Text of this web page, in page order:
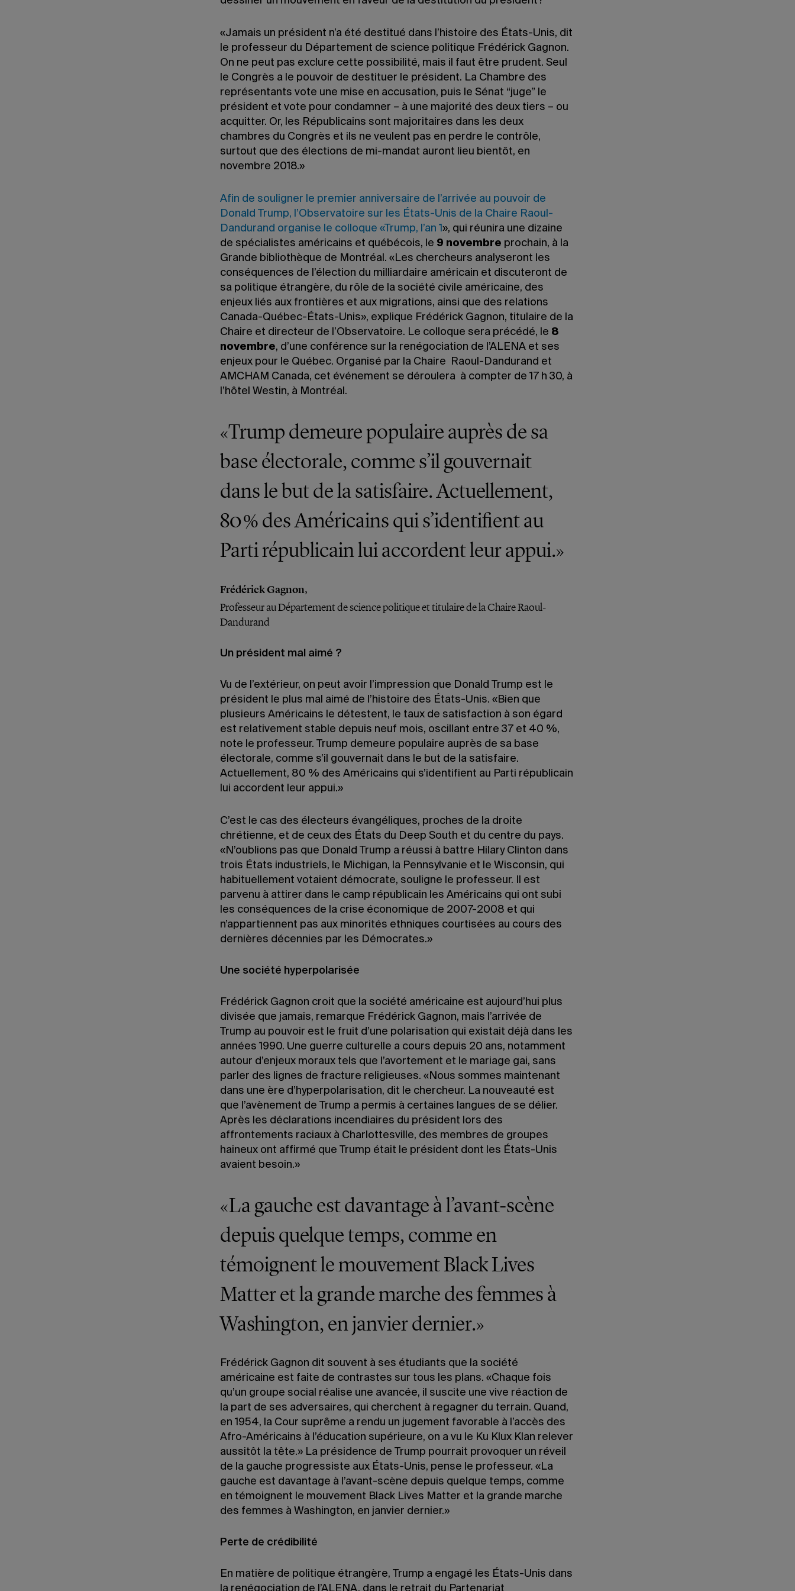
«Jamais un président n’a été destitué dans l’histoire des États-Unis, dit
le professeur du Département de science politique Frédérick Gagnon.
On ne peut pas exclure cette possibilité, mais il faut être prudent. Seul
le Congrès a le pouvoir de destituer le président. La Chambre des
représentants vote une mise en accusation, puis le Sénat “juge” le
président et vote pour condamner – à une majorité des deux tiers – ou
acquitter. Or, les Républicains sont majoritaires dans les deux
chambres du Congrès et ils ne veulent pas en perdre le contrôle,
surtout que des élections de mi-mandat auront lieu bientôt, en
novembre 2018.»
Afin de souligner le premier anniversaire de l’arrivée au pouvoir de
Donald Trump, l’Observatoire sur les États-Unis de la Chaire Raoul-
Dandurand organise le colloque «Trump, l’an 1», qui réunira une dizaine
de spécialistes américains et québécois, le 9 novembre prochain, à la
Grande bibliothèque de Montréal. «Les chercheurs analyseront les
conséquences de l’élection du milliardaire américain et discuteront de
sa politique étrangère, du rôle de la société civile américaine, des
enjeux liés aux frontières et aux migrations, ainsi que des relations
Canada-Québec-États-Unis», explique Frédérick Gagnon, titulaire de la
Chaire et directeur de l’Observatoire. Le colloque sera précédé, le 8
novembre, d’une conférence sur la renégociation de l’ALENA et ses
enjeux pour le Québec. Organisé par la Chaire Raoul-Dandurand et
AMCHAM Canada, cet événement se déroulera à compter de 17 h 30, à
l’hôtel Westin, à Montréal.
«Trump demeure populaire auprès de sa
base électorale, comme s’il gouvernait
dans le but de la satisfaire. Actuellement,
80 % des Américains qui s’identifient au
Parti républicain lui accordent leur appui.»
Frédérick Gagnon,
Professeur au Département de science politique et titulaire de la Chaire Raoul-
Dandurand
Un président mal aimé ?
Vu de l’extérieur, on peut avoir l’impression que Donald Trump est le
président le plus mal aimé de l’histoire des États-Unis. «Bien que
plusieurs Américains le détestent, le taux de satisfaction à son égard
est relativement stable depuis neuf mois, oscillant entre 37 et 40 %,
note le professeur. Trump demeure populaire auprès de sa base
électorale, comme s’il gouvernait dans le but de la satisfaire.
Actuellement, 80 % des Américains qui s’identifient au Parti républicain
lui accordent leur appui.»
C’est le cas des électeurs évangéliques, proches de la droite
chrétienne, et de ceux des États du Deep South et du centre du pays.
«N’oublions pas que Donald Trump a réussi à battre Hilary Clinton dans
trois États industriels, le Michigan, la Pennsylvanie et le Wisconsin, qui
habituellement votaient démocrate, souligne le professeur. Il est
parvenu à attirer dans le camp républicain les Américains qui ont subi
les conséquences de la crise économique de 2007-2008 et qui
n’appartiennent pas aux minorités ethniques courtisées au cours des
dernières décennies par les Démocrates.»
Une société hyperpolarisée
Frédérick Gagnon croit que la société américaine est aujourd’hui plus
divisée que jamais, remarque Frédérick Gagnon, mais l’arrivée de
Trump au pouvoir est le fruit d’une polarisation qui existait déjà dans les
années 1990. Une guerre culturelle a cours depuis 20 ans, notamment
autour d’enjeux moraux tels que l’avortement et le mariage gai, sans
parler des lignes de fracture religieuses. «Nous sommes maintenant
dans une ère d’hyperpolarisation, dit le chercheur. La nouveauté est
que l’avènement de Trump a permis à certaines langues de se délier.
Après les déclarations incendiaires du président lors des
affrontements raciaux à Charlottesville, des membres de groupes
haineux ont affirmé que Trump était le président dont les États-Unis
avaient besoin.»
«La gauche est davantage à l’avant-scène
depuis quelque temps, comme en
témoignent le mouvement Black Lives
Matter et la grande marche des femmes à
Washington, en janvier dernier.»
Frédérick Gagnon dit souvent à ses étudiants que la société
américaine est faite de contrastes sur tous les plans. «Chaque fois
qu’un groupe social réalise une avancée, il suscite une vive réaction de
la part de ses adversaires, qui cherchent à regagner du terrain. Quand,
en 1954, la Cour suprême a rendu un jugement favorable à l’accès des
Afro-Américains à l’éducation supérieure, on a vu le Ku Klux Klan relever
aussitôt la tête.» La présidence de Trump pourrait provoquer un réveil
de la gauche progressiste aux États-Unis, pense le professeur. «La
gauche est davantage à l’avant-scène depuis quelque temps, comme
en témoignent le mouvement Black Lives Matter et la grande marche
des femmes à Washington, en janvier dernier.»
Perte de crédibilité
En matière de politique étrangère, Trump a engagé les États-Unis dans
la renégociation de l’ALENA, dans le retrait du Partenariat